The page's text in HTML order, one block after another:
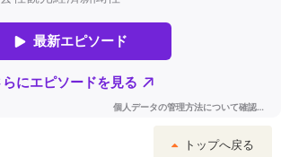
トップへ戻る